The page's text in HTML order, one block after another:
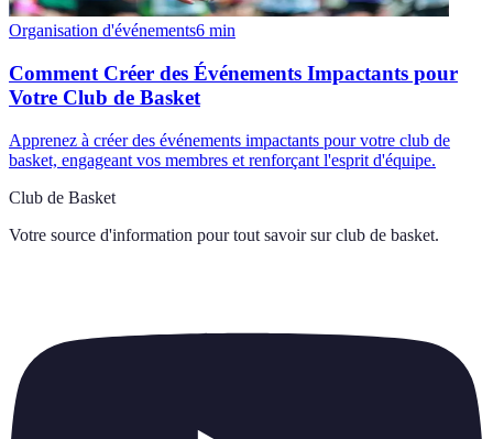
Organisation d'événements6 min
Comment Créer des Événements Impactants pour
Votre Club de Basket
Apprenez à créer des événements impactants pour votre club de
basket, engageant vos membres et renforçant l'esprit d'équipe.
Club de Basket
Votre source d'information pour tout savoir sur club de basket.